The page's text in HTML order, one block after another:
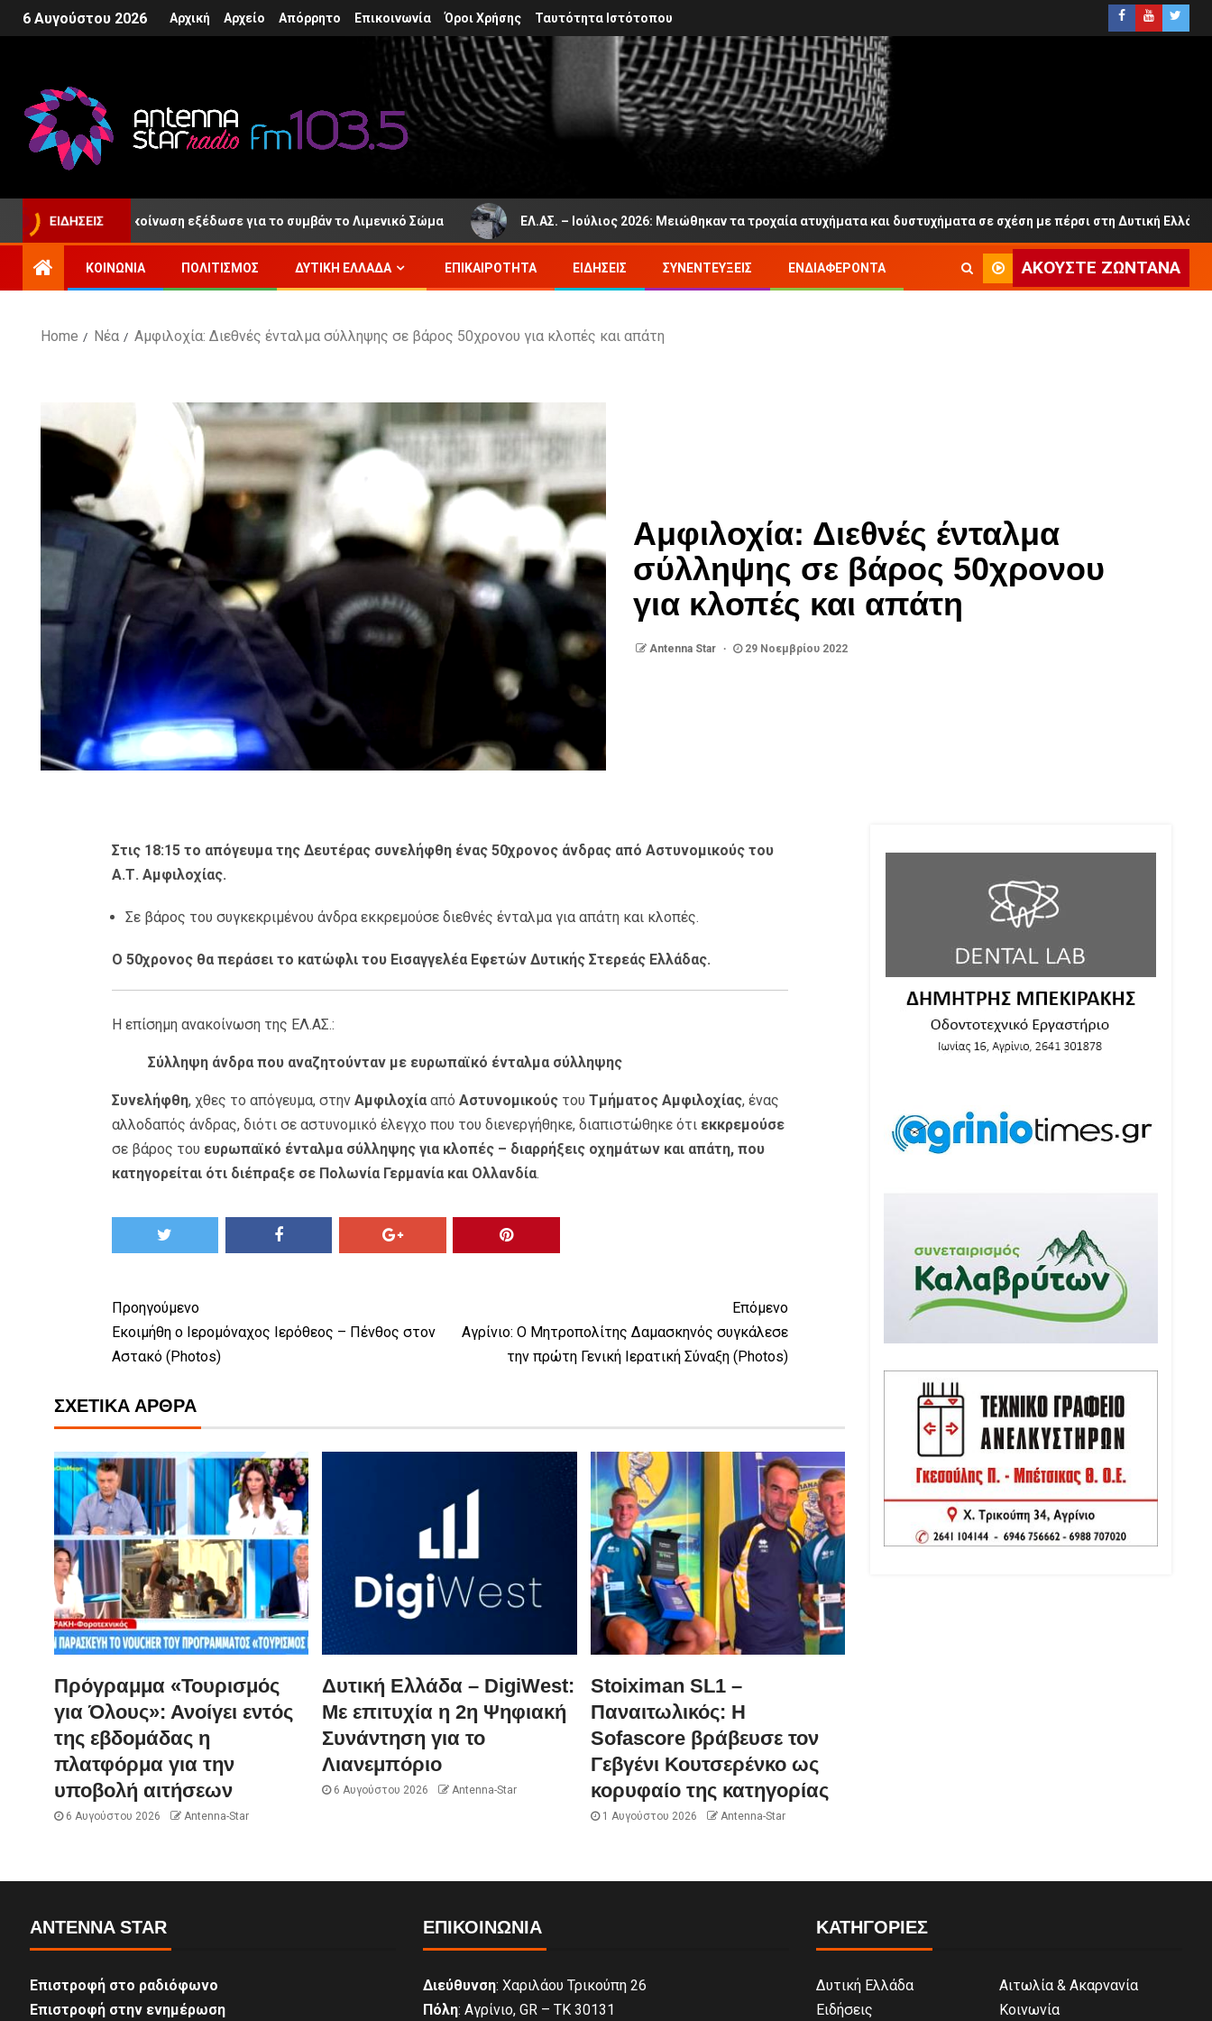
6 Αυγούστου 2026 Αρχική Αρχείο Απόρρητο Επικοινωνία Όροι Χρήσης Ταυτότητα Ιστότοπου
ΕΙΔΉΣΕΙΣ
στο Ρίο, ανακοίνωση εξέδωσε για το συμβάν το Λιμενικό Σώμα ΕΛ.ΑΣ. – Ιούλιος 2026: Μειώθηκαν τα τροχαία ατυχήματα και δυστυχήματα σε σχέση με πέρσι στη Δυτική Ελλάδα
ΚΟΙΝΩΝΊΑ ΠΟΛΙΤΙΣΜΌΣ ΔΥΤΙΚΉ ΕΛΛΆΔΑ ΕΠΙΚΑΙΡΌΤΗΤΑ ΕΙΔΉΣΕΙΣ ΣΥΝΕΝΤΕΎΞΕΙΣ ΕΝΔΙΑΦΈΡΟΝΤΑ ΑΚΟΎΣΤΕ ΖΩΝΤΑΝΆ
Home Νέα Αμφιλοχία: Διεθνές ένταλμα σύλληψης σε βάρος 50χρονου για κλοπές και απάτη
Αμφιλοχία: Διεθνές ένταλμα
σύλληψης σε βάρος 50χρονου
για κλοπές και απάτη
Antenna Star 29 Νοεμβρίου 2022
Στις 18:15 το απόγευμα της Δευτέρας συνελήφθη ένας 50χρονος άνδρας από Αστυνομικούς του
Α.Τ. Αμφιλοχίας.
Σε βάρος του συγκεκριμένου άνδρα εκκρεμούσε διεθνές ένταλμα για απάτη και κλοπές.
Ο 50χρονος θα περάσει το κατώφλι του Εισαγγελέα Εφετών Δυτικής Στερεάς Ελλάδας.
Η επίσημη ανακοίνωση της ΕΛ.ΑΣ.:
Σύλληψη άνδρα που αναζητούνταν με ευρωπαϊκό ένταλμα σύλληψης
Συνελήφθη, χθες το απόγευμα, στην Αμφιλοχίααπό Αστυνομικούςτου Τμήματος Αμφιλοχίας, ένας
αλλοδαπός άνδρας, διότι σε αστυνομικό έλεγχο που του διενεργήθηκε, διαπιστώθηκε ότι εκκρεμούσε
σε βάρος του ευρωπαϊκό ένταλμα σύλληψης για κλοπές – διαρρήξεις οχημάτων και απάτη, που
κατηγορείται ότι διέπραξε σε Πολωνία Γερμανία και Ολλανδία.
Προηγούμενο
Εκοιμήθη ο Ιερομόναχος Ιερόθεος – Πένθος στον
Αστακό (Photos)
Επόμενο
Αγρίνιο: Ο Μητροπολίτης Δαμασκηνός συγκάλεσε
την πρώτη Γενική Ιερατική Σύναξη (Photos)
ΣΧΕΤΙΚΆ ΆΡΘΡΑ
Πρόγραμμα «Τουρισμός
για Όλους»: Ανοίγει εντός
της εβδομάδας η
πλατφόρμα για την
υποβολή αιτήσεων
6 Αυγούστου 2026 Antenna-Star
Δυτική Ελλάδα – DigiWest:
Με επιτυχία η 2η Ψηφιακή
Συνάντηση για το
Λιανεμπόριο
6 Αυγούστου 2026 Antenna-Star
Stoiximan SL1 –
Παναιτωλικός: Η
Sofascore βράβευσε τον
Γεβγένι Κουτσερένκο ως
κορυφαίο της κατηγορίας
1 Αυγούστου 2026 Antenna-Star
ANTENNA STAR
Επιστροφή στο ραδιόφωνο
Επιστροφή στην ενημέρωση
ΕΠΙΚΟΙΝΩΝΊΑ
Διεύθυνση: Χαριλάου Τρικούπη 26
Πόλη: Αγρίνιο, GR – ΤΚ 30131
ΚΑΤΗΓΟΡΙΕΣ
Δυτική Ελλάδα
Αιτωλία & Ακαρνανία
Ειδήσεις
Κοινωνία